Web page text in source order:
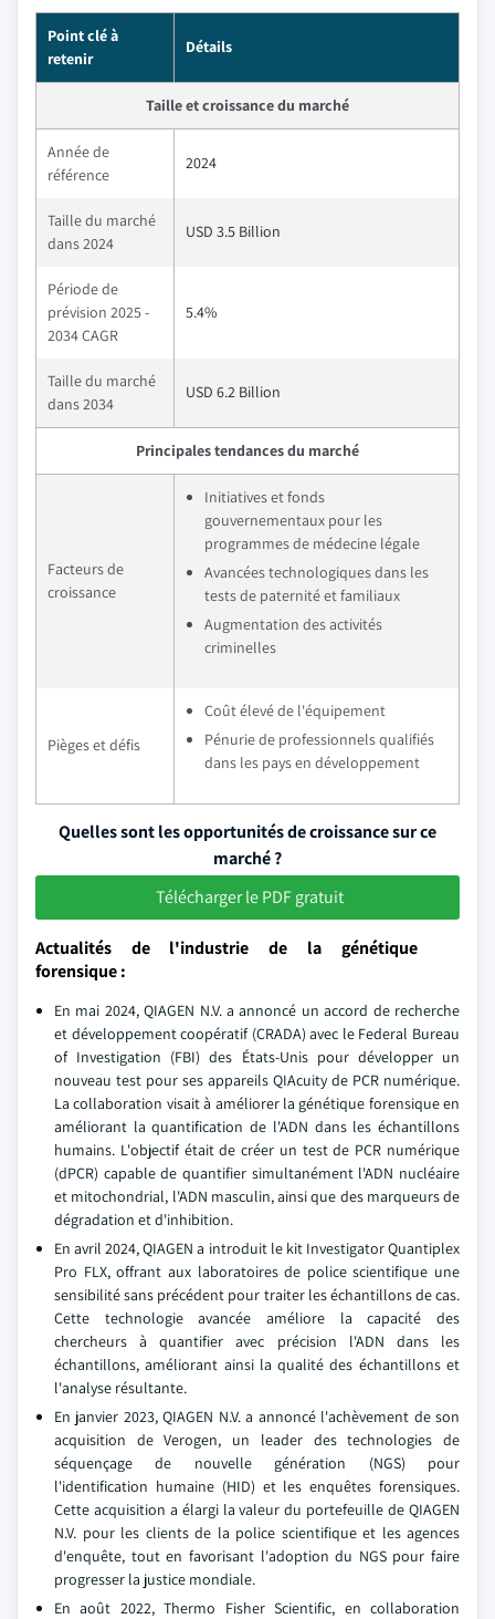
Point clé à
retenir
Détails
Taille et croissance du marché
Année de
référence
2024
Taille du marché
dans 2024
USD 3.5 Billion
Période de
prévision 2025 -
2034 CAGR
5.4%
Taille du marché
dans 2034
USD 6.2 Billion
Principales tendances du marché
Facteurs de
croissance
Initiatives et fonds
gouvernementaux pour les
programmes de médecine légale
Avancées technologiques dans les
tests de paternité et familiaux
Augmentation des activités
criminelles
Pièges et défis
Coût élevé de l'équipement
Pénurie de professionnels qualifiés
dans les pays en développement
Quelles sont les opportunités de croissance sur ce
marché ?
Télécharger le PDF gratuit
Actualités de l'industrie de la génétique
forensique :
En mai 2024, QIAGEN N.V. a annoncé un accord de recherche
et développement coopératif (CRADA) avec le Federal Bureau
of Investigation (FBI) des États-Unis pour développer un
nouveau test pour ses appareils QIAcuity de PCR numérique.
La collaboration visait à améliorer la génétique forensique en
améliorant la quantification de l'ADN dans les échantillons
humains. L'objectif était de créer un test de PCR numérique
(dPCR) capable de quantifier simultanément l'ADN nucléaire
et mitochondrial, l'ADN masculin, ainsi que des marqueurs de
dégradation et d'inhibition.
En avril 2024, QIAGEN a introduit le kit Investigator Quantiplex
Pro FLX, offrant aux laboratoires de police scientifique une
sensibilité sans précédent pour traiter les échantillons de cas.
Cette technologie avancée améliore la capacité des
chercheurs à quantifier avec précision l'ADN dans les
échantillons, améliorant ainsi la qualité des échantillons et
l'analyse résultante.
En janvier 2023, QIAGEN N.V. a annoncé l'achèvement de son
acquisition de Verogen, un leader des technologies de
séquençage de nouvelle génération (NGS) pour
l'identification humaine (HID) et les enquêtes forensiques.
Cette acquisition a élargi la valeur du portefeuille de QIAGEN
N.V. pour les clients de la police scientifique et les agences
d'enquête, tout en favorisant l'adoption du NGS pour faire
progresser la justice mondiale.
En août 2022, Thermo Fisher Scientific, en collaboration